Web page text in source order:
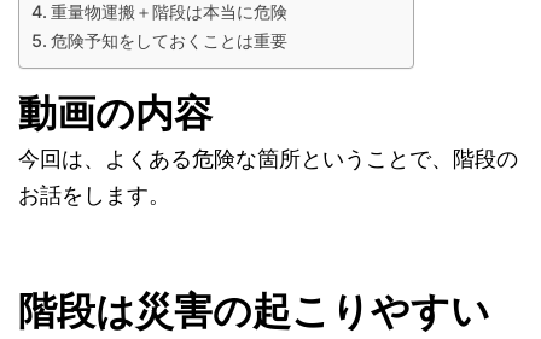
重量物運搬＋階段は本当に危険
危険予知をしておくことは重要
動画の内容
今回は、よくある危険な箇所ということで、階段の
お話をします。
階段は災害の起こりやすい